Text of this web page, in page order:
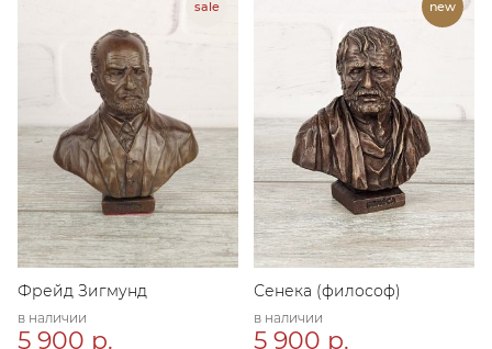
Фрейд Зигмунд
в наличии
5 900 р.
Сенека (философ)
в наличии
5 900 р.